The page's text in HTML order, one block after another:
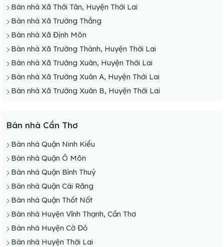
Bán nhà Xã Thới Tân, Huyện Thới Lai
Bán nhà Xã Trường Thắng
Bán nhà Xã Định Môn
Bán nhà Xã Trường Thành, Huyện Thới Lai
Bán nhà Xã Trường Xuân, Huyện Thới Lai
Bán nhà Xã Trường Xuân A, Huyện Thới Lai
Bán nhà Xã Trường Xuân B, Huyện Thới Lai
Bán nhà Cần Thơ
Bán nhà Quận Ninh Kiều
Bán nhà Quận Ô Môn
Bán nhà Quận Bình Thuỷ
Bán nhà Quận Cái Răng
Bán nhà Quận Thốt Nốt
Bán nhà Huyện Vĩnh Thạnh, Cần Thơ
Bán nhà Huyện Cờ Đỏ
Bán nhà Huyện Thới Lai